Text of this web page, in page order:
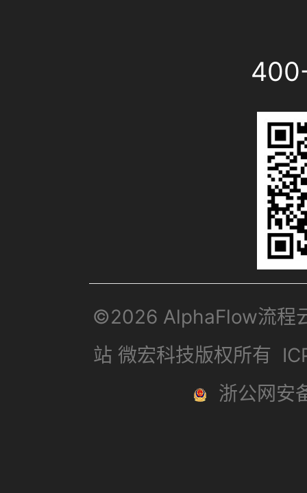
©2026 AlphaFlow流程
站 微宏科技版权所有
浙公网安